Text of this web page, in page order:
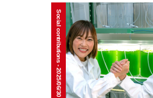
Social contributions - 2025/06/30